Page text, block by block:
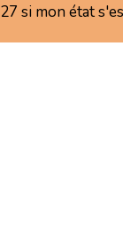
si mon état